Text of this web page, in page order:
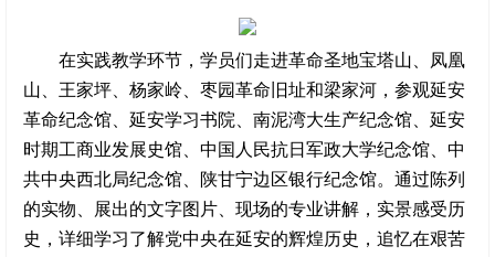
在实践教学环节，学员们走进革命圣地宝塔山、凤凰
山、王家坪、杨家岭、枣园革命旧址和梁家河，参观延安
革命纪念馆、延安学习书院、南泥湾大生产纪念馆、延安
时期工商业发展史馆、中国人民抗日军政大学纪念馆、中
共中央西北局纪念馆、陕甘宁边区银行纪念馆。通过陈列
的实物、展出的文字图片、现场的专业讲解，实景感受历
史，详细学习了解党中央在延安的辉煌历史，追忆在艰苦